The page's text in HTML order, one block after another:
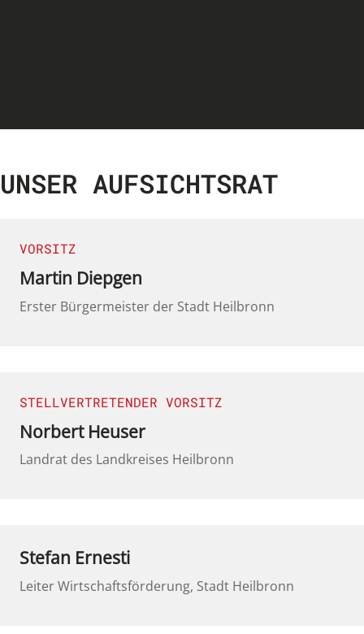
UNSER AUFSICHTSRAT
VORSITZ
Martin Diepgen
Erster Bürgermeister der Stadt Heilbronn
STELLVERTRETENDER VORSITZ
Norbert Heuser
Landrat des Landkreises Heilbronn
Stefan Ernesti
Leiter Wirtschaftsförderung, Stadt Heilbronn